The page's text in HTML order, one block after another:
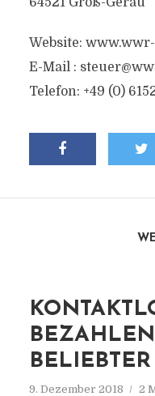
Website:
E-Mail :
Telefon: +49 (0)
BELIEBTER
9. Dezember 2018 2